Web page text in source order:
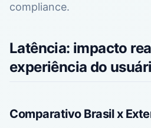
compliance.
Latência: impacto
experiência do
Comparativo Brasil x